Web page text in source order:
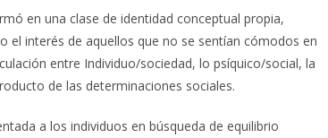
en una clase de identidad conceptual propia,
el interés de aquellos que no se sentían cómodos en
entre Individuo/sociedad, lo psíquico/social, la
de las determinaciones sociales.
a los individuos en búsqueda de equilibrio